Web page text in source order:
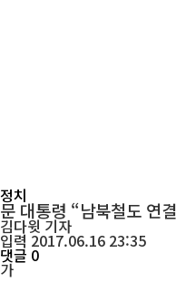
정치
문 대통령 “남북철도 연
김다윗기자
입력 2017.06.16 23:35
댓글 0
가